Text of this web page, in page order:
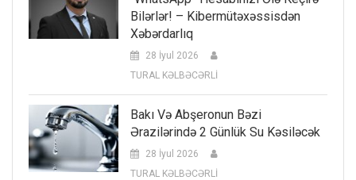
Bilərlər! – Kibermütəxəssisdən
Xəbərdarlıq
28 İyul 2026
TURAL KƏLBƏCƏRLİ
Bakı Və Abşeronun Bəzi
Ərazilərində 2 Günlük Su Kəsiləcək
28 İyul 2026
TURAL KƏLBƏCƏRLİ